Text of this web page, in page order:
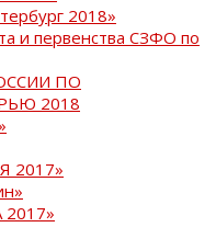
2018»
и первенства СЗФО по
ПО
2018
2017»